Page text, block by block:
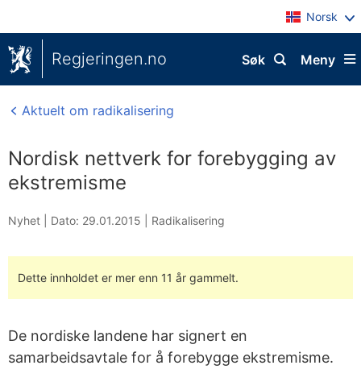
Norsk
Regjeringen.no Meny
Søk
Aktuelt om radikalisering
Nordisk nettverk for forebygging av
ekstremisme
Nyhet | Dato: 29.01.2015 Radikalisering
Dette innholdet er mer enn 11 år gammelt.
De nordiske landene har signert en
samarbeidsavtale for å forebygge ekstremisme.